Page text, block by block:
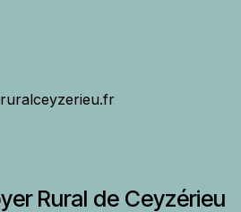
Rural de Ceyzérieu